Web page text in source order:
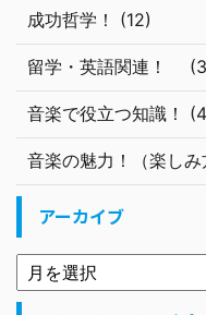
成功哲学！ (12)
留学・英語関連！
音楽で役立つ知識！
音楽の魅力！（楽し
アーカイブ